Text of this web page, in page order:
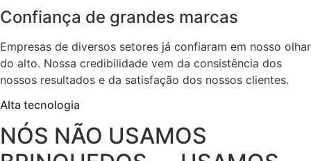
Confiança de grandes marcas
Empresas de diversos setores já confiaram em nosso olhar
do alto. Nossa credibilidade vem da consistência dos
nossos resultados e da satisfação dos nossos clientes.
Alta tecnologia
NÓS NÃO USAMOS